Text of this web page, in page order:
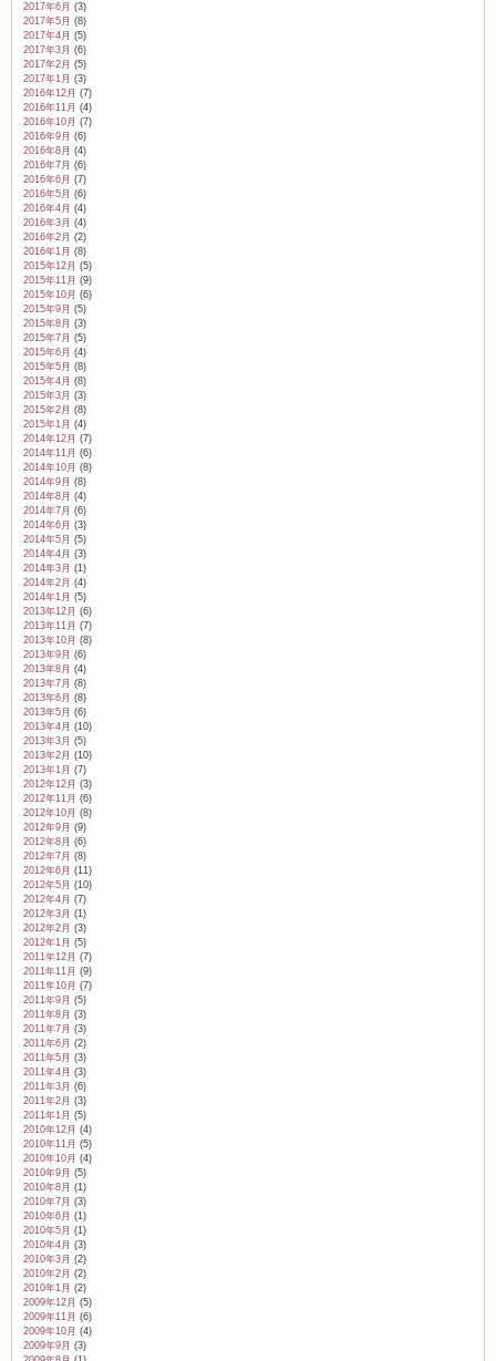
2017年6月 (3)
2017年5月 (8)
2017年4月 (5)
2017年3月 (6)
2017年2月 (5)
2017年1月 (3)
2016年12月 (7)
2016年11月 (4)
2016年10月 (7)
2016年9月 (6)
2016年8月 (4)
2016年7月 (6)
2016年6月 (7)
2016年5月 (6)
2016年4月 (4)
2016年3月 (4)
2016年2月 (2)
2016年1月 (8)
2015年12月 (5)
2015年11月 (9)
2015年10月 (6)
2015年9月 (5)
2015年8月 (3)
2015年7月 (5)
2015年6月 (4)
2015年5月 (8)
2015年4月 (8)
2015年3月 (3)
2015年2月 (8)
2015年1月 (4)
2014年12月 (7)
2014年11月 (6)
2014年10月 (8)
2014年9月 (8)
2014年8月 (4)
2014年7月 (6)
2014年6月 (3)
2014年5月 (5)
2014年4月 (3)
2014年3月 (1)
2014年2月 (4)
2014年1月 (5)
2013年12月 (6)
2013年11月 (7)
2013年10月 (8)
2013年9月 (6)
2013年8月 (4)
2013年7月 (8)
2013年6月 (8)
2013年5月 (6)
2013年4月 (10)
2013年3月 (5)
2013年2月 (10)
2013年1月 (7)
2012年12月 (3)
2012年11月 (6)
2012年10月 (8)
2012年9月 (9)
2012年8月 (6)
2012年7月 (8)
2012年6月 (11)
2012年5月 (10)
2012年4月 (7)
2012年3月 (1)
2012年2月 (3)
2012年1月 (5)
2011年12月 (7)
2011年11月 (9)
2011年10月 (7)
2011年9月 (5)
2011年8月 (3)
2011年7月 (3)
2011年6月 (2)
2011年5月 (3)
2011年4月 (3)
2011年3月 (6)
2011年2月 (3)
2011年1月 (5)
2010年12月 (4)
2010年11月 (5)
2010年10月 (4)
2010年9月 (5)
2010年8月 (1)
2010年7月 (3)
2010年6月 (1)
2010年5月 (1)
2010年4月 (3)
2010年3月 (2)
2010年2月 (2)
2010年1月 (2)
2009年12月 (5)
2009年11月 (6)
2009年10月 (4)
2009年9月 (3)